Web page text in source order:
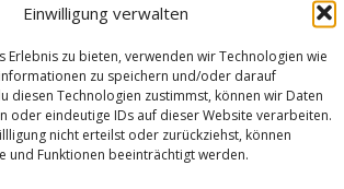
Einwilligung verwalten
Erlebnis zu bieten, verwenden wir Technologien wie
zu speichern und/oder darauf
diesen Technologien zustimmst, können wir Daten
oder eindeutige IDs auf dieser Website verarbeiten.
nicht erteilst oder zurückziehst, können
und Funktionen beeinträchtigt werden.
Tohru
Nakam
ura
bringt
Nächster Beitrag
Jahres
zeiten
Bar –
Münch